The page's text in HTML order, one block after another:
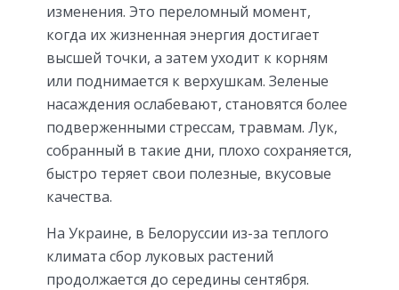
изменения. Это переломный момент,
когда их жизненная энергия достигает
высшей точки, а затем уходит к корням
или поднимается к верхушкам. Зеленые
насаждения ослабевают, становятся более
подверженными стрессам, травмам. Лук,
собранный в такие дни, плохо сохраняется,
быстро теряет свои полезные, вкусовые
качества.
На Украине, в Белоруссии из-за теплого
климата сбор луковых растений
продолжается до середины сентября.